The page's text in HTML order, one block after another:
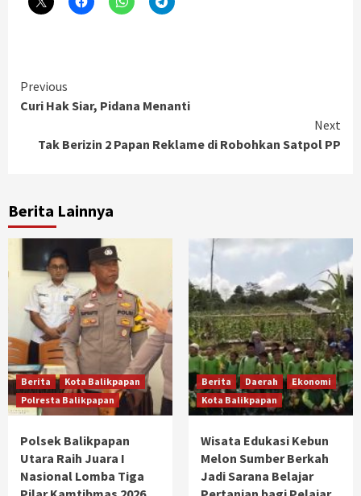
Continue
Reading
Previous
Curi Hak Siar, Pidana Menanti
Next
Tak Berizin 2 Papan Reklame di Robohkan Satpol PP
Berita Lainnya
Berita
Kota Balikpapan
Polresta Balikpapan
Polsek Balikpapan
Utara Raih Juara I
Nasional Lomba Tiga
Berita Daerah
Ekonomi
Kota Balikpapan
Wisata Edukasi Kebun
Melon Sumber Berkah
Jadi Sarana Belajar